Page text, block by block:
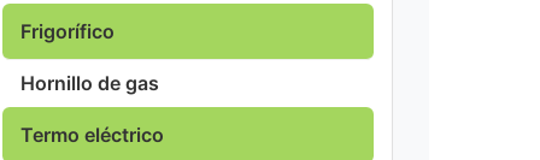
Frigorífico
Hornillo de gas
Termo eléctrico